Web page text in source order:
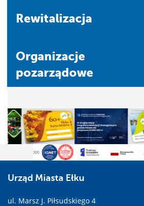
Rewitalizacja
Organizacje
pozarządowe
Urząd Miasta Ełku
ul. Marsz J. Piłsudskiego 4